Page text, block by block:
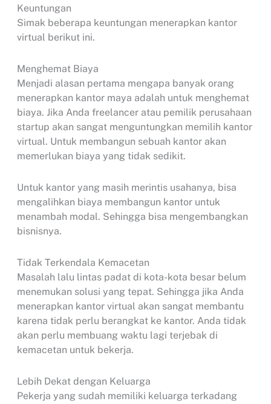
Keuntungan
Simak beberapa keuntungan menerapkan kantor
virtual berikut ini.
Menghemat Biaya
Menjadi alasan pertama mengapa banyak orang
menerapkan kantor maya adalah untuk menghemat
biaya. Jika Anda freelancer atau pemilik perusahaan
startup akan sangat menguntungkan memilih kantor
virtual. Untuk membangun sebuah kantor akan
memerlukan biaya yang tidak sedikit.
Untuk kantor yang masih merintis usahanya, bisa
mengalihkan biaya membangun kantor untuk
menambah modal. Sehingga bisa mengembangkan
bisnisnya.
Tidak Terkendala Kemacetan
Masalah lalu lintas padat di kota-kota besar belum
menemukan solusi yang tepat. Sehingga jika Anda
menerapkan kantor virtual akan sangat membantu
karena tidak perlu berangkat ke kantor. Anda tidak
akan perlu membuang waktu lagi terjebak di
kemacetan untuk bekerja.
Lebih Dekat dengan Keluarga
Pekerja yang sudah memiliki keluarga terkadang